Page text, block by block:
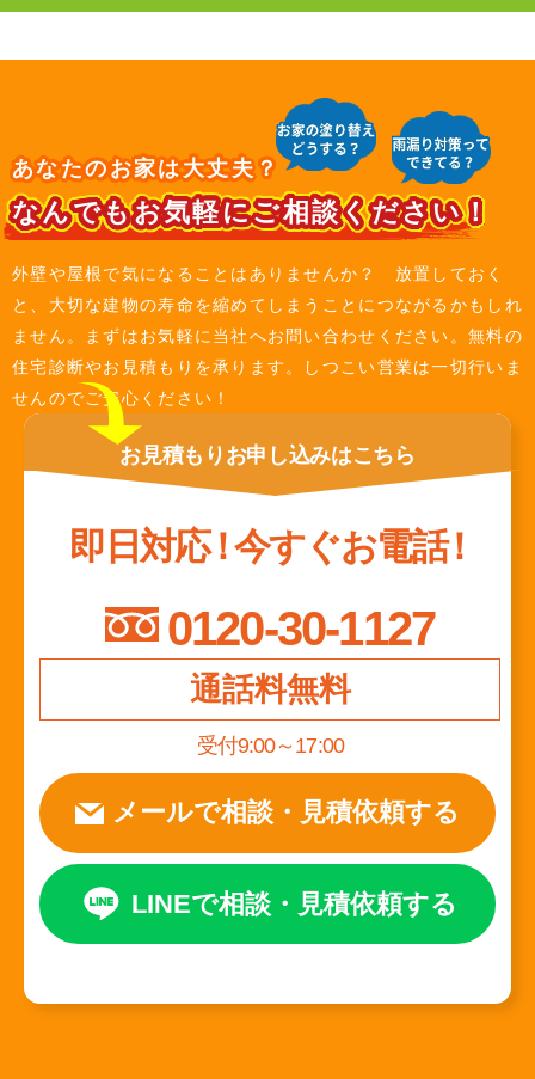
あなたのお家は大丈夫？
なんでもお気軽にご相談ください！
外壁や屋根で気になることはありませんか？ 放置しておく
と、大切な建物の寿命を縮めてしまうことにつながるかもしれ
ません。まずはお気軽に当社へお問い合わせください。無料の
住宅診断やお見積もりを承ります。しつこい営業は一切行いま
せんのでご安心ください！
お見積もり お申し込みはこちら
即日対応！今すぐお電話！
0120-30-1127
通話料無料
受付9:00～17:00
メールで相談 ・ 見積依頼する
LINEで相談・ 見積依頼する